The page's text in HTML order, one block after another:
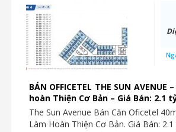
BÁN OFFICETEL THE SUN AVENUE
hoàn Thiện Cơ Bản – Giá Bán: 2.1
The Sun Avenue Bán Căn Oficetel
Làm Hoàn Thiện Cơ Bản. Giá Bán: